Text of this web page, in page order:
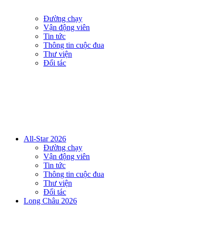
Đường chạy
Vận động viên
Tin tức
Thông tin cuộc đua
Thư viện
Đối tác
All-Star 2026
Đường chạy
Vận động viên
Tin tức
Thông tin cuộc đua
Thư viện
Đối tác
Long Châu 2026